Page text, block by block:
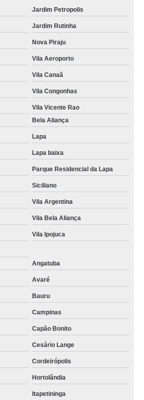
Jardim Petropolis
Jardim Rutinha
Nova Piraju
Vila Aeroporto
Vila Canaã
Vila Congonhas
Vila Vicente Rao
Bela Aliança
Lapa
Lapa baixa
Parque Residencial da Lapa
Siciliano
Vila Argentina
Vila Bela Aliança
Vila Ipojuca
Angatuba
Avaré
Bauru
Campinas
Capão Bonito
Cesário Lange
Cordeirópolis
Hortolândia
Itapetininga